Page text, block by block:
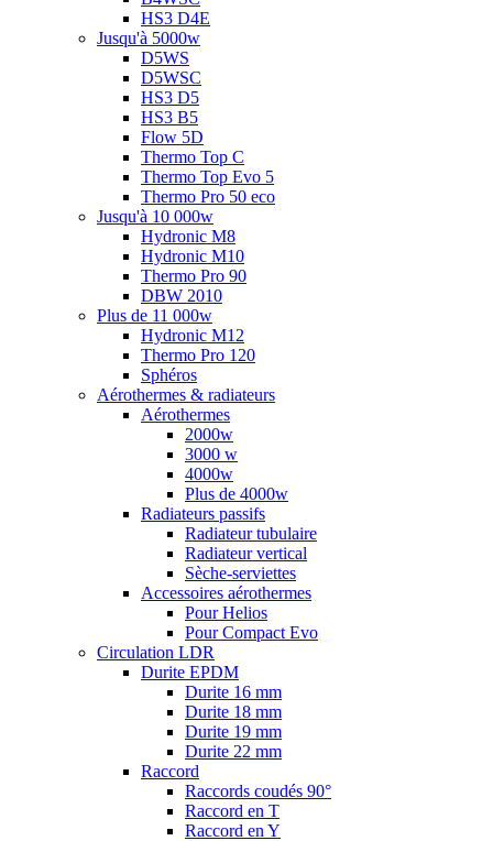
HS3 D4E
Jusqu'à 5000w
D5WS
D5WSC
HS3 D5
HS3 B5
Flow 5D
Thermo Top C
Thermo Top Evo 5
Thermo Pro 50 eco
Jusqu'à 10 000w
Hydronic M8
Hydronic M10
Thermo Pro 90
DBW 2010
Plus de 11 000w
Hydronic M12
Thermo Pro 120
Sphéros
Aérothermes & radiateurs
Aérothermes
2000w
3000 w
4000w
Plus de 4000w
Radiateurs passifs
Radiateur tubulaire
Radiateur vertical
Sèche-serviettes
Accessoires aérothermes
Pour Helios
Pour Compact Evo
Circulation LDR
Durite EPDM
Durite 16 mm
Durite 18 mm
Durite 19 mm
Durite 22 mm
Raccord
Raccords coudés 90°
Raccord en T
Raccord en Y